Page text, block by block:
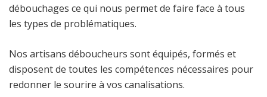
débouchages ce qui nous permet de faire face à tous
les types de problématiques.
Nos artisans déboucheurs sont équipés, formés et
disposent de toutes les compétences nécessaires pour
redonner le sourire à vos canalisations.